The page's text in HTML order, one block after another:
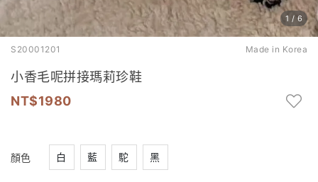
1 / 6
S20001201 Made in Korea
小香毛呢拼接瑪莉珍鞋
1980
顏色 白 藍 駝 黑